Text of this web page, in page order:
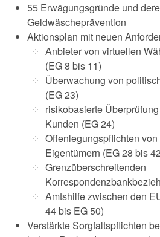
55 Erwägungsgründe und
Geldwäscheprävention
Aktionsplan mit neuen
Anbieter von virtuellen
(EG 8 bis 11)
Überwachung von
(EG 23)
risikobasierte
Kunden (EG 24)
Offenlegungspflichten
Eigentümern (EG 28 bis
Grenzüberschreitenden
Amtshilfe zwischen den
44 bis EG 50)
Verstärkte Sorgfaltspflichten